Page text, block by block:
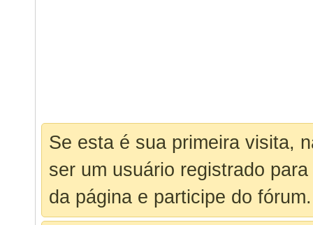
Se esta é sua primeira visita,
ser um usuário registrado
da página e participe do fórum.